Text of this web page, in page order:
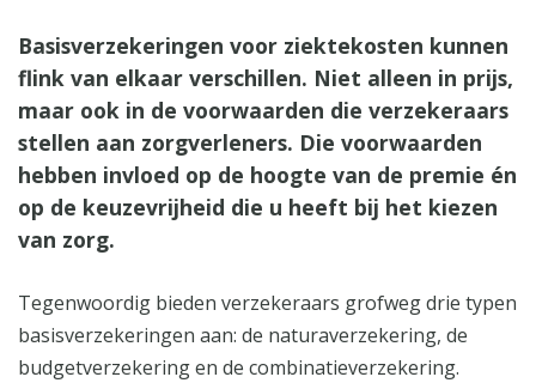
Basisverzekeringen voor ziektekosten kunnen
flink van elkaar verschillen. Niet alleen in prijs,
maar ook in de voorwaarden die verzekeraars
stellen aan zorgverleners. Die voorwaarden
hebben invloed op de hoogte van de premie én
op de keuzevrijheid die u heeft bij het kiezen
van zorg.
Tegenwoordig bieden verzekeraars grofweg drie typen
basisverzekeringen aan: de naturaverzekering, de
budgetverzekering en de combinatieverzekering.